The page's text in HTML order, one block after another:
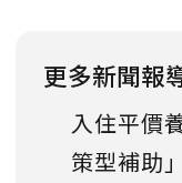
更多新聞報
入住平價
策型補助